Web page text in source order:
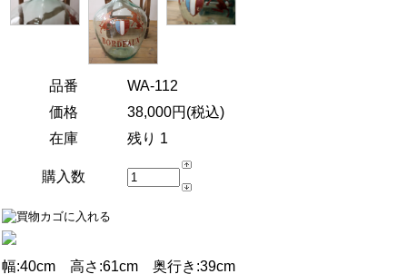
品番
WA-112
価格
38,000円(税込)
在庫
残り 1
購入数
幅:40cm 高さ:61cm 奥行き:39cm